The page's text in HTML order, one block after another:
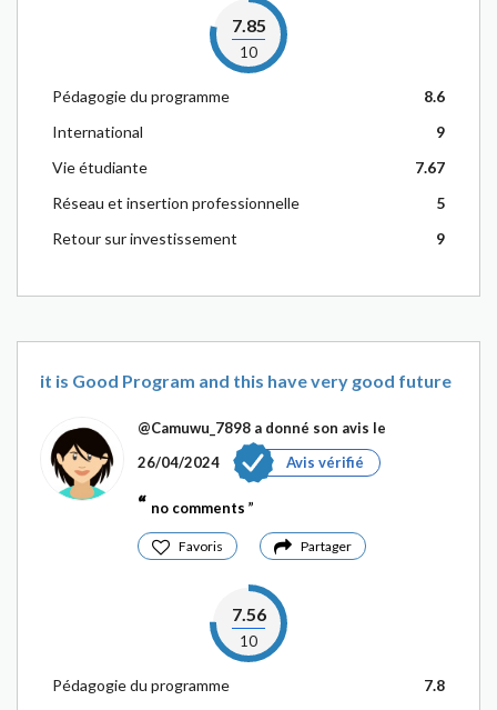
7.85
10
Pédagogie du programme
8.6
International
9
Vie étudiante
7.67
Réseau et insertion professionnelle
5
Retour sur investissement
9
it is Good Program and this have very good future
@Camuwu_7898 a donné son avis le
26/04/2024
Avis vérifié
no comments
Favoris Partager
7.56
10
Pédagogie du programme
7.8